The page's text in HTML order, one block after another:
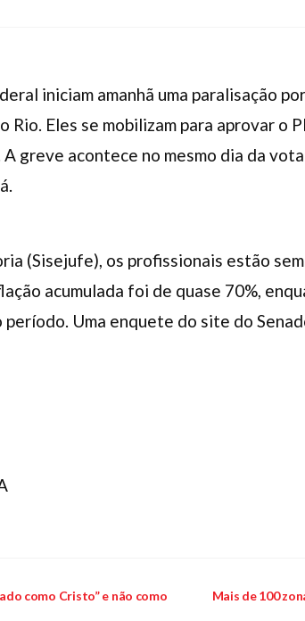
iniciam amanhã uma paralisação
Eles se mobilizam para aprovar o
greve acontece no mesmo dia da
(Sisejufe), os profissionais estão
acumulada foi de quase 70%,
período. Uma enquete do site do
como Cristo” e não como
Mais de 100